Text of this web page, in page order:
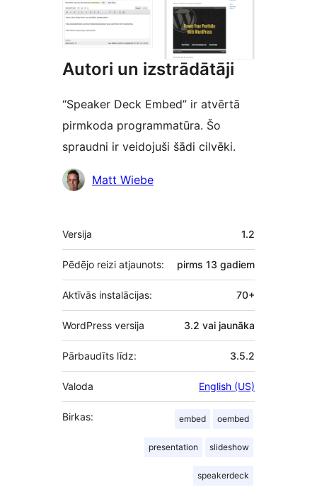
Autori un izstrādātāji
“Speaker Deck Embed” ir atvērtā
pirmkoda programmatūra. Šo
spraudni ir veidojuši šādi cilvēki.
Līdzdalībnieki
Matt Wiebe
Meta
Versija 1.2
Pēdējo reizi atjaunots: pirms 13 gadiem
Aktīvās instalācijas: 70+
WordPress versija 3.2 vai jaunāka
Pārbaudīts līdz: 3.5.2
Valoda English (US)
Birkas: embed oembed
presentation slideshow
speakerdeck